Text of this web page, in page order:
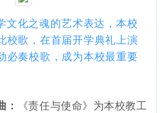
文化之魂的艺术表达，本校
校歌，在首届开学典礼上演
必奏校歌，成为本校最重要
：
《责任与使命》为本校教工